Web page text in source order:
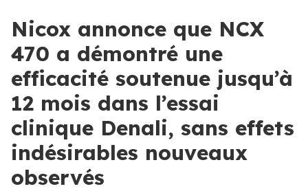
Nicox annonce que NCX
470 a démontré une
efficacité soutenue jusqu’à
12 mois dans l’essai
clinique Denali, sans effets
indésirables nouveaux
observés